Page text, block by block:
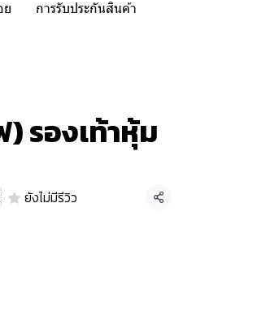
ย การรับประกันสินค้า
รองเท้าหุ้ม
ยังไม่มีรีวิว แชร์